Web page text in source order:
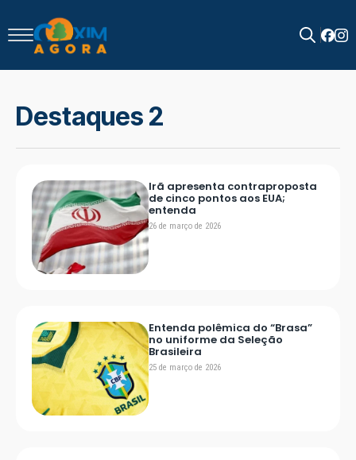
for:
Destaques 2
Irã apresenta contraproposta
de cinco pontos aos EUA;
entenda
26 de março de 2026
Entenda polêmica do “Brasa”
no uniforme da Seleção
Brasileira
25 de março de 2026